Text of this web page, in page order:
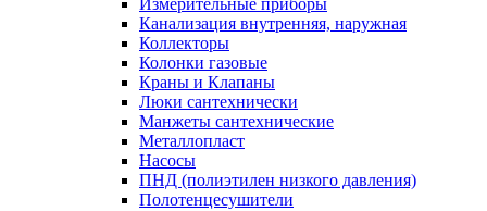
Измерительные приборы
Канализация внутренняя, наружная
Коллекторы
Колонки газовые
Краны и Клапаны
Люки сантехнически
Манжеты сантехнические
Металлопласт
Насосы
ПНД (полиэтилен низкого давления)
Полотенцесушители